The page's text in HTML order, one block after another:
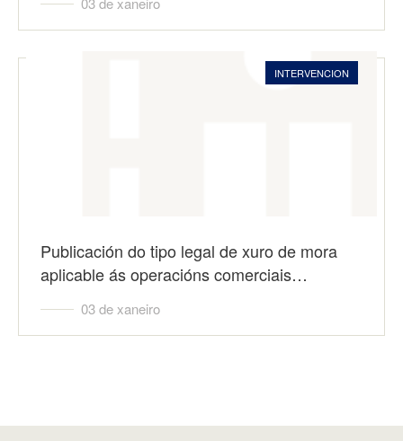
INTERVENCION
Publicación do tipo legal de xuro de mora
aplicable ás operacións comerciais…
03 de xaneiro